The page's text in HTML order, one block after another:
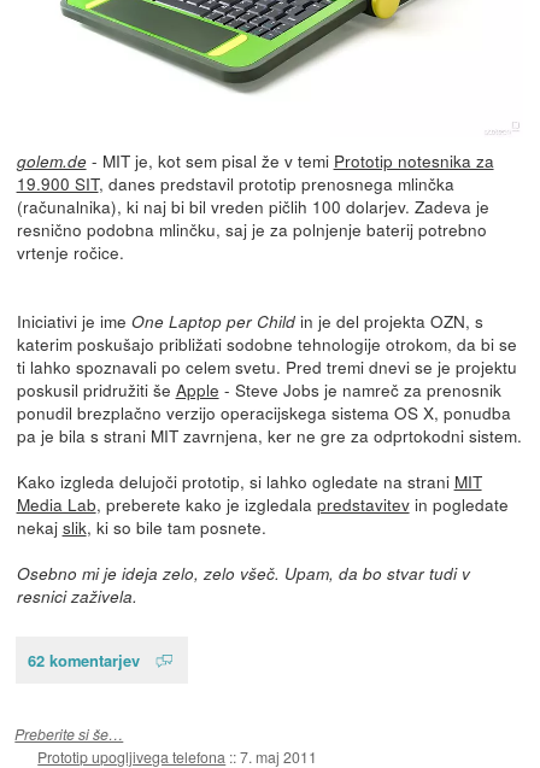
golem.de- MIT je, kot sem pisal že v temi Prototip notesnika za
19.900 SIT, danes predstavil prototip prenosnega mlinčka
(računalnika), ki naj bi bil vreden pičlih 100 dolarjev. Zadeva je
resnično podobna mlinčku, saj je za polnjenje baterij potrebno
vrtenje ročice.
Iniciativi je ime One Laptop per Childin je del projekta OZN, s
katerim poskušajo približati sodobne tehnologije otrokom, da bi se
ti lahko spoznavali po celem svetu. Pred tremi dnevi se je projektu
poskusil pridružiti še Apple - Steve Jobs je namreč za prenosnik
ponudil brezplačno verzijo operacijskega sistema OS X, ponudba
pa je bila s strani MIT zavrnjena, ker ne gre za odprtokodni sistem.
Kako izgleda delujoči prototip, si lahko ogledate na strani MIT
Media Lab, preberete kako je izgledala predstavitevin pogledate
nekaj slik, ki so bile tam posnete.
Osebno mi je ideja zelo, zelo všeč. Upam, da bo stvar tudi v
resnici zaživela.
62 komentarjev
Preberite si še…
Prototip upogljivega telefona ::7. maj 2011